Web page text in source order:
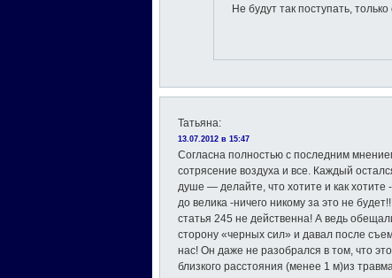
Не будут так поступать,
Татьяна:
13.07.2012 в 15:47
Согласна полностью с последним
сотрясение воздуха и все. Каждый
душе — делайте, что хотите и как хотите
до велика -ничего никому за это не
статья 245 не действенна! А ведь
сторону «черных сил» и давал после
нас! Он даже не разобрался в том, что
близкого расстояния (менее 1 м)из